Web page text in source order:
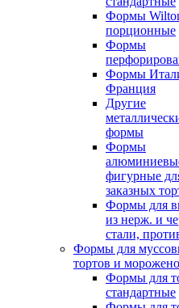
Формы
порционные
Формы
Формы
Франция
Другие
формы
Формы
фигурные
заказных
Формы для
из нерж. и
стали,
Формы для
тортов и
Формы для
стандартные